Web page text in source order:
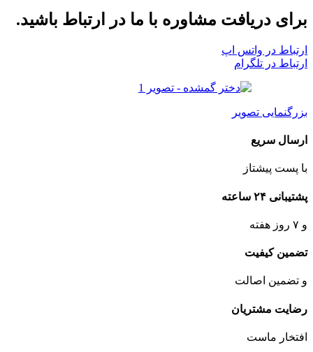
برای دریافت مشاوره با ما در ارتباط باشید.
ارتباط در واتس اپ
ارتباط در تلگرام
بزرگنمایی تصویر
ارسال سریع
با پست پیشتاز
پشتیبانی ۲۴ ساعته
و ۷ روز هفته
تضمین کیفیت
و تضمین اصالت
رضایت مشتریان
افتخار ماست